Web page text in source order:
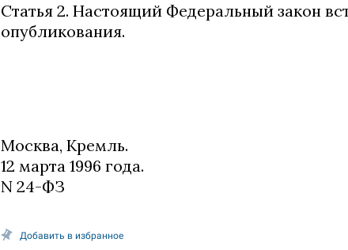
Статья 2. Настоящий Федеральный закон
опубликования.
Москва, Кремль.
12 марта 1996 года.
N 24-ФЗ
Добавить в избранное